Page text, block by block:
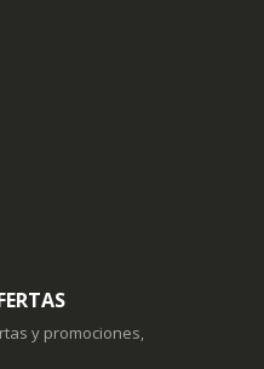
y promociones,